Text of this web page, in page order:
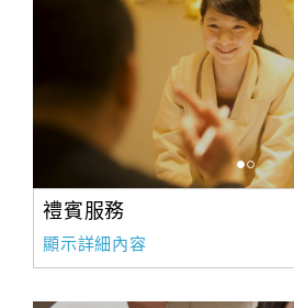
禮賓服務
顯示詳細內容